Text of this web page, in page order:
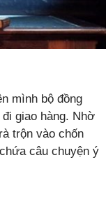
mình bộ đồng
giao hàng. Nhờ
trộn vào chốn
câu chuyện ý